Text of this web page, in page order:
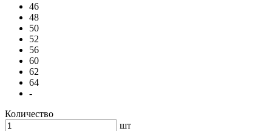
46
48
50
52
56
60
62
64
-
Количество
шт